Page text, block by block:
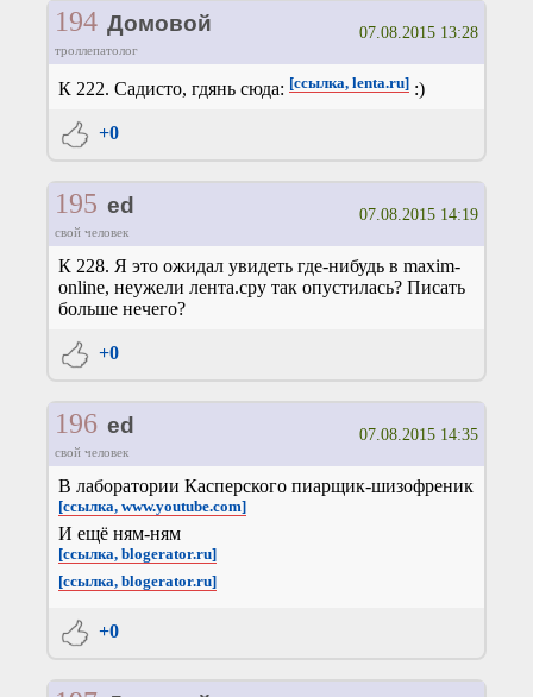
194 Домовой
троллепатолог
07.08.2015 13:28
К 222. Садисто, гдянь сюда: [ссылка, lenta.ru] :)
+0
195 ed
свой человек
07.08.2015 14:19
К 228. Я это ожидал увидеть где-нибудь в maxim-
online, неужели лента.сру так опустилась? Писать
больше нечего?
+0
196 ed
свой человек
07.08.2015 14:35
В лаборатории Касперского пиарщик-шизофреник
[ссылка, www.youtube.com]
И ещё ням-ням
[ссылка, blogerator.ru]
[ссылка, blogerator.ru]
+0